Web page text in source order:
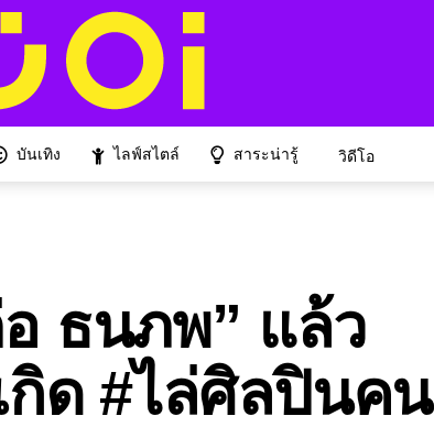
บันเทิง ไลฟ์สไตล์ สาระน่ารู้ วิดีโอ
ธนภพ” แล้ว
กิด #ไล่ศิลปินคน